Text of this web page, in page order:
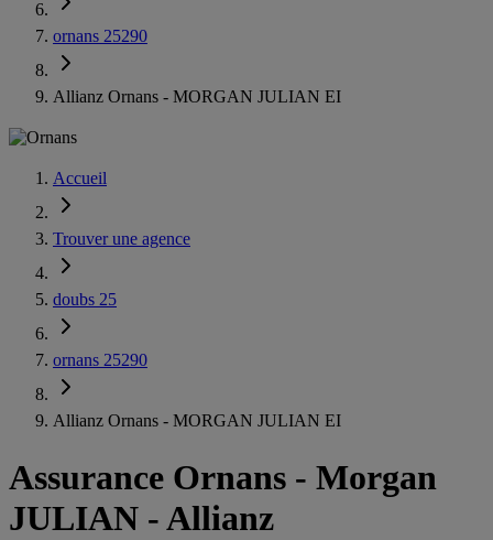
ornans 25290
Allianz Ornans - MORGAN JULIAN EI
Accueil
Trouver une agence
doubs 25
ornans 25290
Allianz Ornans - MORGAN JULIAN EI
Assurance Ornans - Morgan
JULIAN - Allianz